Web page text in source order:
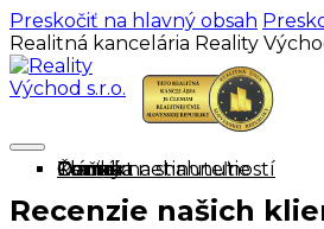
Preskočiť na hlavný obsah
Realitná kancelária Reality
Domov
Ponuka nehnuteľností
Cenník
O mne
Tlačivá na stiahnutie
Články
Kontakt
Recenzie našich